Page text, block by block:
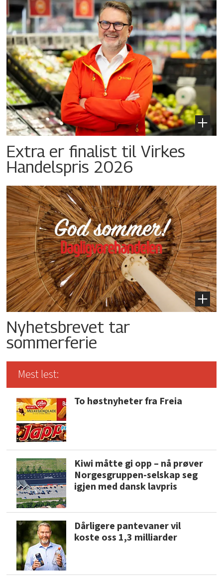
Extra er finalist til Virkes
Handelspris 2026
Nyhetsbrevet tar
sommerferie
Mest lest:
To høstnyheter fra Freia
Kiwi måtte gi opp – nå prøver
Norgesgruppen-selskap seg
igjen med dansk lavpris
Dårligere pantevaner vil
koste oss 1,3 milliarder